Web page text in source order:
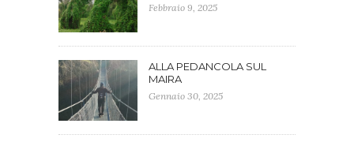
Febbraio 9, 2025
ALLA PEDANCOLA SUL
MAIRA
Gennaio 30, 2025